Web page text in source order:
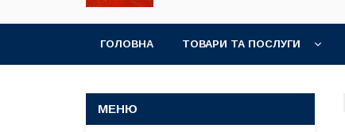
ГОЛОВНА ТОВАРИ ТА ПОСЛУГИ